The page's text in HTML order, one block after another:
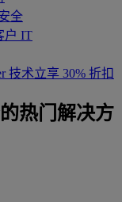
全
户 IT
技术立享 30% 折扣
热门解决方